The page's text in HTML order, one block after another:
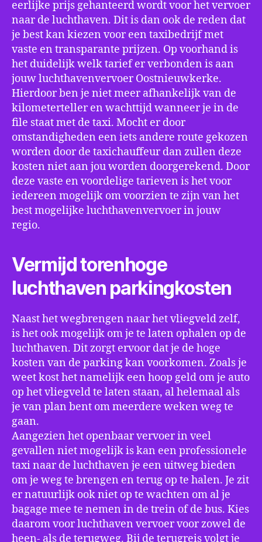
eerlijke prijs gehanteerd wordt voor het vervoer
naar de luchthaven. Dit is dan ook de reden dat
je best kan kiezen voor een taxibedrijf met
vaste en transparante prijzen. Op voorhand is
het duidelijk welk tarief er verbonden is aan
jouw luchthavenvervoer Oostnieuwkerke.
Hierdoor ben je niet meer afhankelijk van de
kilometerteller en wachttijd wanneer je in de
file staat met de taxi. Mocht er door
omstandigheden een iets andere route gekozen
worden door de taxichauffeur dan zullen deze
kosten niet aan jou worden doorgerekend. Door
deze vaste en voordelige tarieven is het voor
iedereen mogelijk om voorzien te zijn van het
best mogelijke luchthavenvervoer in jouw
regio.
Vermijd torenhoge
luchthaven parkingkosten
Naast het wegbrengen naar het vliegveld zelf,
is het ook mogelijk om je te laten ophalen op de
luchthaven. Dit zorgt ervoor dat je de hoge
kosten van de parking kan voorkomen. Zoals je
weet kost het namelijk een hoop geld om je auto
op het vliegveld te laten staan, al helemaal als
je van plan bent om meerdere weken weg te
gaan.
Aangezien het openbaar vervoer in veel
gevallen niet mogelijk is kan een professionele
taxi naar de luchthaven je een uitweg bieden
om je weg te brengen en terug op te halen. Je zit
er natuurlijk ook niet op te wachten om al je
bagage mee te nemen in de trein of de bus. Kies
daarom voor luchthaven vervoer voor zowel de
heen- als de terugweg. Bij de terugreis volgt je